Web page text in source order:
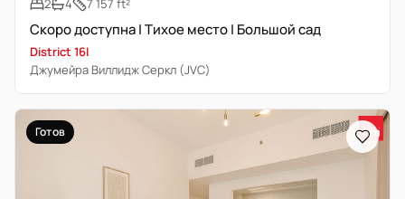
2
4 7 157 ft²
Скоро доступна | Тихое место | Большой сад
District 16I
Джумейра Виллидж Серкл (JVC)
Готов